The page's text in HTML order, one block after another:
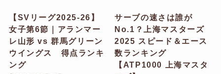
【SVリーグ2025-26】
女子第6節｜アランマー
レ山形 vs 群馬グリーン
ウイングス 得点ランキ
ング
サーブの速さは誰が
No.1？上海マスターズ
2025 スピード＆エース
数ランキング
【ATP1000 上海マスタ